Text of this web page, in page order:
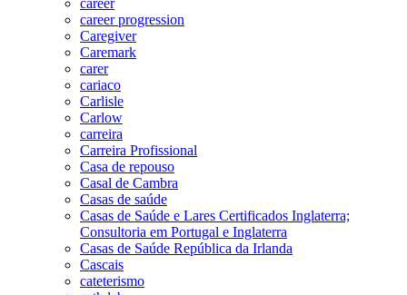
career progression
Caregiver
Caremark
carer
cariaco
Carlisle
Carlow
carreira
Carreira Profissional
Casa de repouso
Casal de Cambra
Casas de saúde
Casas de Saúde e Lares Certificados Inglaterra;
Consultoria em Portugal e Inglaterra
Casas de Saúde República da Irlanda
Cascais
cateterismo